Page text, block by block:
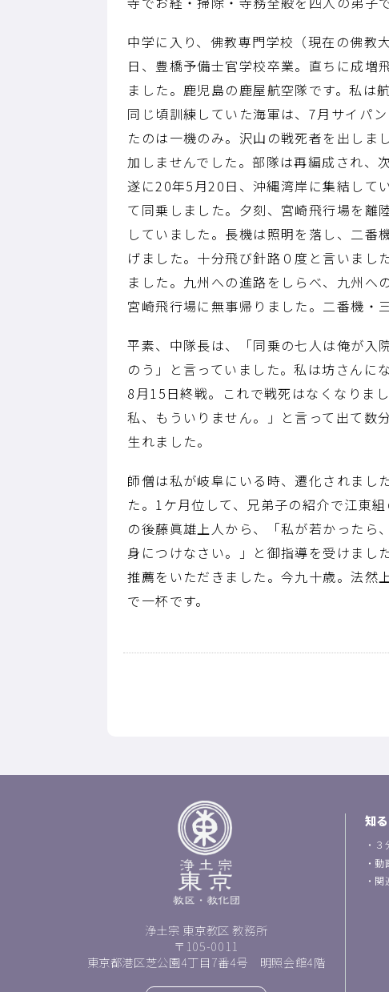
中学に入り、佛教専門学校（現在の佛
日、豊橋予備士官学校卒業。直ちに成増
ました。鹿児島の鹿屋航空隊です。私は
同じ頃訓練していた海軍は、7月サイパ
たのは一機のみ。沢山の戦死者を出しま
加しませんでした。部隊は再編成され、
遂に20年5月20日、沖縄湾岸に集結して
て同乗しました。夕刻、宮崎飛行場を離
していました。長機は照明を落し、二
げました。十分飛び針路０度と言いまし
ました。九州への進路をしらべ、九州へ
宮崎飛行場に無事帰りました。二番機・
平素、中隊長は、「同乗の七人は俺が入
のう」と言っていました。私は坊さんに
8月15日終戦。これで戦死はなくなりま
私、もういりません。」と言って出て数
生れました。
師僧は私が岐阜にいる時、遷化されまし
た。1ケ月位して、兄弟子の紹介で江東
の後藤眞雄上人から、「私が若かったら
身につけなさい。」と御指導を受けまし
推薦をいただきました。今九十歳。法然
で一杯です。
浄土宗 東京教区 教務所
〒105-0011
東京都港区芝公園4丁目7番4号 明照会館4階
知
・ ３
・動
・ 関